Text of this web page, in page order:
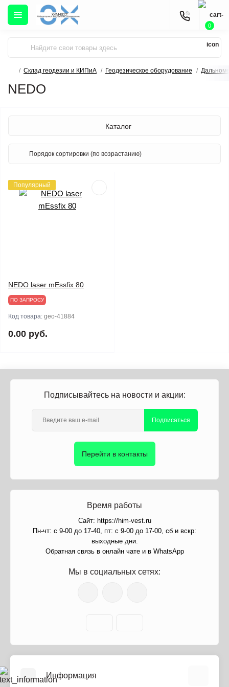
0
Склад геодезии и КИПиА Геодезическое оборудование
NEDO
Каталог
Популярный
NEDO laser mEssfix 80
ПО ЗАПРОСУ
Код товара: geo-41884
0.00 руб.
Подписывайтесь на новости и акции:
Подписаться
Перейти в контакты
Время работы
Сайт: https://him-vest.ru
Пн-чт: с 9-00 до 17-40, пт: с 9-00 до 17-00, сб и вскр:
выходные дни.
Обратная связь в онлайн чате и в WhatsApp
Мы в социальных сетях:
Информация